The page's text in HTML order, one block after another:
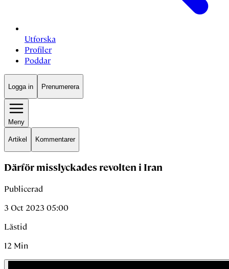
Utforska
Profiler
Poddar
Logga in Prenumerera
Meny
Artikel Kommentarer
Därför misslyckades revolten i Iran
Publicerad
3 Oct 2023 05:00
Lästid
12 Min